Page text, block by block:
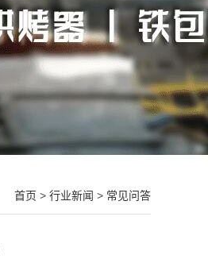
首页 > 行业新闻 > 常见问答